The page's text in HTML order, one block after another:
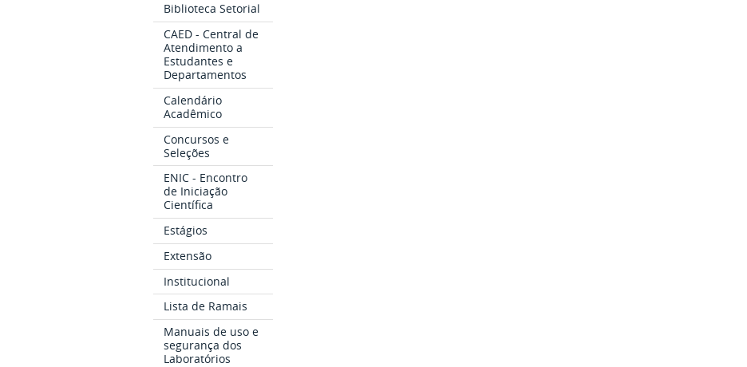
Biblioteca Setorial
CAED - Central de
Atendimento a
Estudantes e
Departamentos
Calendário
Acadêmico
Concursos e
Seleções
ENIC - Encontro
de Iniciação
Científica
Estágios
Extensão
Institucional
Lista de Ramais
Manuais de uso e
segurança dos
Laboratórios